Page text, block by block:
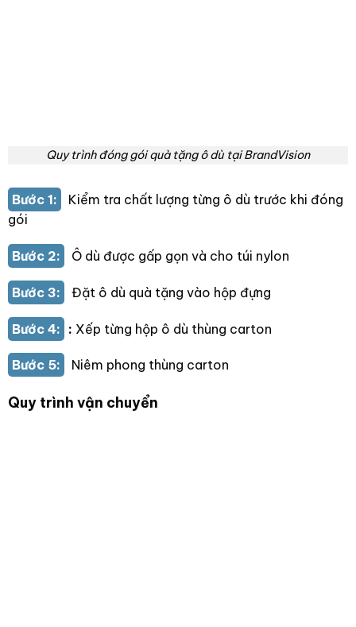
Quy trình đóng gói quà tặng ô dù tại BrandVision
Bước 1:
Kiểm tra chất lượng từng ô dù trước khi đóng
gói
Bước 2: Ô dù được gấp gọn và cho túi nylon
Bước 3: Đặt ô dù quà tặng vào hộp đựng
Bước 4: : Xếp từng hộp ô dù thùng carton
Bước 5: Niêm phong thùng carton
Quy trình vận chuyển